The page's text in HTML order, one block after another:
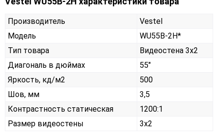
Производитель
Vestel
Модель
WU55B-2H*
Тип товара
Видеостена 3х2
Диагональ в дюймах
55"
Яркость, кд/м2
500
Шов, мм
3,5
Контрастность статическая
1200:1
Размер видеостены
3x2